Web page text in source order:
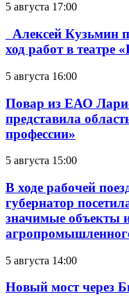
5 августа 17:00
Алексей Кузьмин
ход работ в театре
5 августа 16:00
Повар из ЕАО
представила
профессии»
5 августа 15:00
В ходе рабочей
губернатор
значимые объекты
5 августа 14:00
Новый мост через